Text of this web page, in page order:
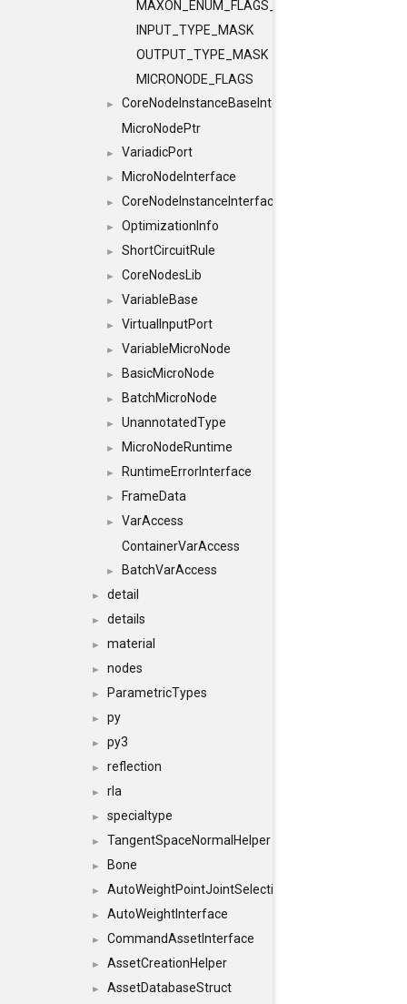
MAXON_ENUM_FLAGS_CLASS
INPUT_TYPE_MASK
OUTPUT_TYPE_MASK
MICRONODE_FLAGS
►
CoreNodeInstanceBaseInterface
MicroNodePtr
► VariadicPort
► MicroNodeInterface
► CoreNodeInstanceInterface
► OptimizationInfo
► ShortCircuitRule
► CoreNodesLib
► VariableBase
► VirtualInputPort
► VariableMicroNode
► BasicMicroNode
► BatchMicroNode
► UnannotatedType
► MicroNodeRuntime
► RuntimeErrorInterface
► FrameData
►
VarAccess
ContainerVarAccess
► BatchVarAccess
► detail
► details
► material
► nodes
► ParametricTypes
► py
► py3
► reflection
► rla
► specialtype
► TangentSpaceNormalHelper
► Bone
► AutoWeightPointJointSelections
► AutoWeightInterface
► CommandAssetInterface
► AssetCreationHelper
► AssetDatabaseStruct